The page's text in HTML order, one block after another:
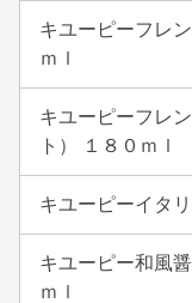
キユーピーフレ
ｍｌ
キユーピーフレ
ト） １８０ｍｌ
キユーピーイタ
キユーピー和風
ｍｌ